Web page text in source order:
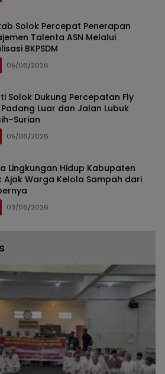
Solok Percepat Penerapan
Talenta ASN Melalui
BKPSDM
05/06/2026
Solok Dukung Percepatan Fly
Luar dan Jalan Lubuk
05/06/2026
Lingkungan Hidup Kabupaten
Ajak Warga Kelola Sampah dari
03/06/2026